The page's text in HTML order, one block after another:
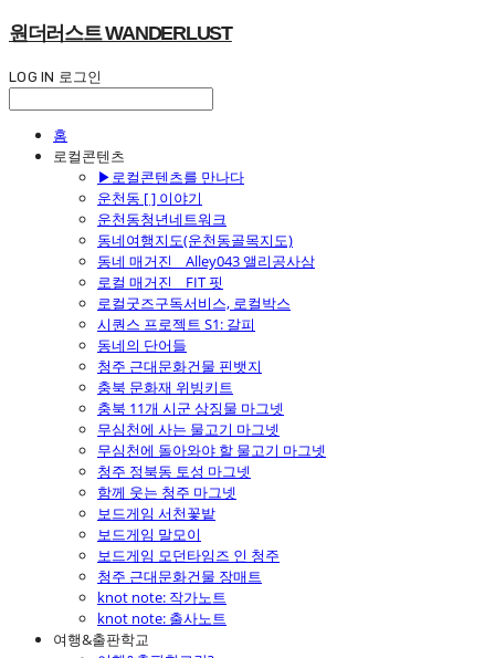
원더러스트 WANDERLUST
LOG IN 로그인
홈
로컬콘텐츠
▶로컬콘텐츠를 만나다
운천동 [ ] 이야기
운천동청년네트워크
동네여행지도(운천동골목지도)
동네 매거진 _ Alley043 앨리공사삼
로컬 매거진 _ FIT 핏
로컬굿즈구독서비스, 로컬박스
시퀀스 프로젝트 S1: 갈피
동네의 단어들
청주 근대문화건물 핀뱃지
충북 문화재 위빙키트
충북 11개 시군 상징물 마그넷
무심천에 사는 물고기 마그넷
무심천에 돌아와야 할 물고기 마그넷
청주 정북동 토성 마그넷
함께 웃는 청주 마그넷
보드게임 서천꽃밭
보드게임 말모이
보드게임 모던타임즈 인 청주
청주 근대문화건물 장매트
knot note: 작가노트
knot note: 출사노트
여행&출판학교